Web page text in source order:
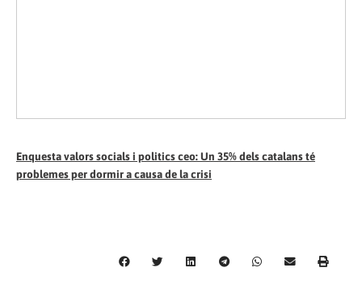
Enquesta valors socials i politics ceo: Un 35% dels catalans té
problemes per dormir a causa de la crisi